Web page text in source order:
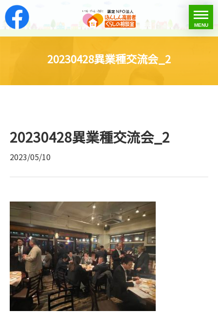
はんしん高齢者くら
toggle
menu
MENU
20230428異業種交流会_2
20230428異業種交流会_2
2023/05/10